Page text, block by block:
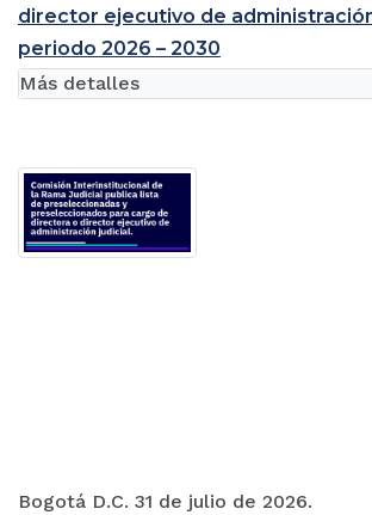
director ejecutivo de
periodo 2026 – 2030
Bogotá D.C. 31 de julio de 2026.
Más detalles